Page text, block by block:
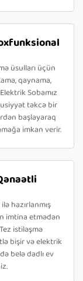
üsulları üçün
qaynama,
Sobamız
təkcə bir
başlayaraq
imkan verir.
hazırlanmış
imtina etmədən
istiləşmə
bişir və elektrik
belə dadlı ev